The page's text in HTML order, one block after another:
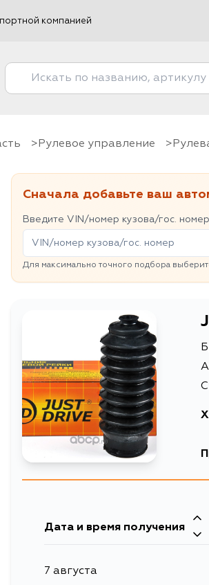
компанией
рулевое управление
Сначала добавьте ваш
Введите VIN/номер кузова/гос. номер
Для максимально точного подбора
Дата и время получения
7 августа